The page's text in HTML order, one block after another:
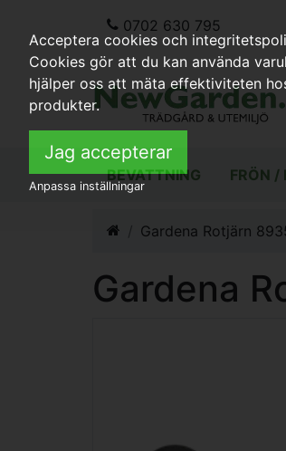
0702 630 795
BEVATTNING FRÖN /
Gardena Rotjärn
Gardena
Acceptera cookies och
Cookies gör att du kan använda
hjälper oss att mäta effektiviteten
produkter.
Jag accepterar
Anpassa inställningar